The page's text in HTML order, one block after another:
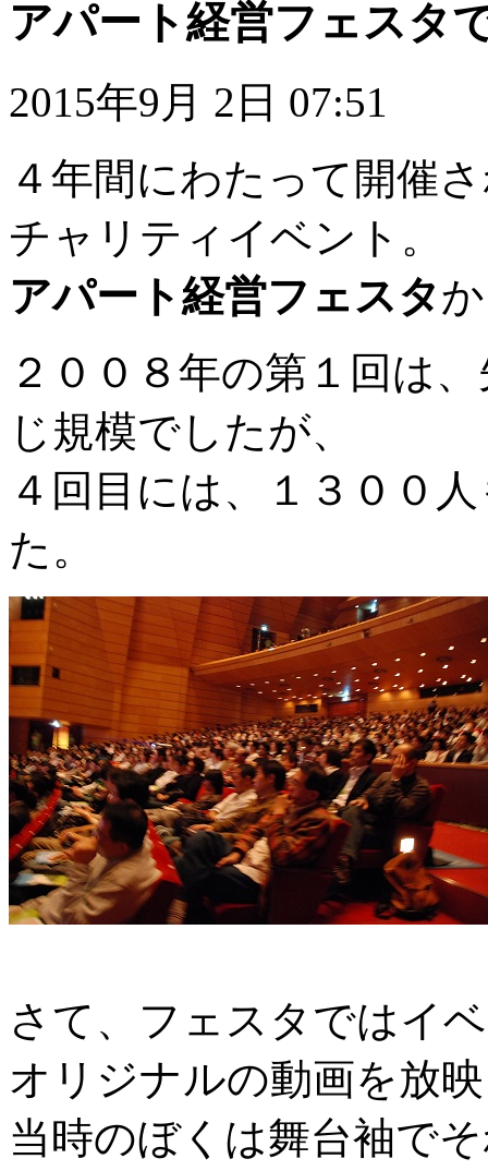
アパート経営フェスタ
2015年9月 2日 07:51
４年間にわたって開催
チャリティイベント。
アパート経営フェスタ
２００８年の第１回は
じ規模でしたが、
４回目には、１３００
た。
さて、フェスタではイ
オリジナルの動画を放
当時のぼくは舞台袖で